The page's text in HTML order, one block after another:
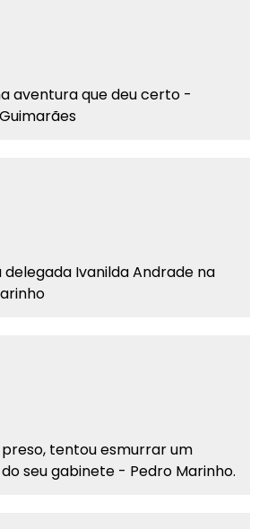
aventura que deu certo -
delegada Ivanilda Andrade na
tentou esmurrar um
seu gabinete - Pedro Marinho.